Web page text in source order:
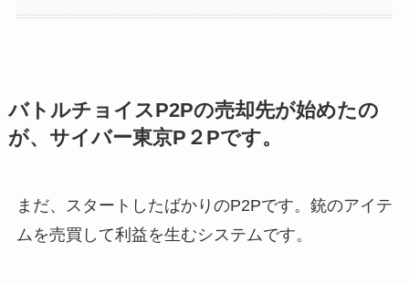
バトルチョイスP2Pの売却先が始めたの
が、サイバー東京P２Pです。
まだ、スタートしたばかりのP2Pです。銃のアイテ
ムを売買して利益を生むシステムです。